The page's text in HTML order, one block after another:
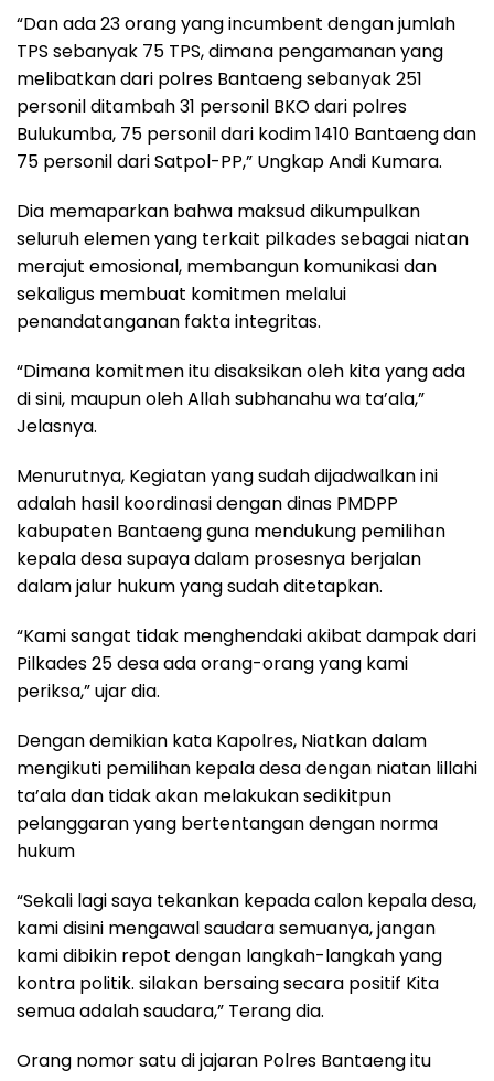
“Dan ada 23 orang yang incumbent dengan jumlah
TPS sebanyak 75 TPS, dimana pengamanan yang
melibatkan dari polres Bantaeng sebanyak 251
personil ditambah 31 personil BKO dari polres
Bulukumba, 75 personil dari kodim 1410 Bantaeng dan
75 personil dari Satpol-PP,” Ungkap Andi Kumara.
Dia memaparkan bahwa maksud dikumpulkan
seluruh elemen yang terkait pilkades sebagai niatan
merajut emosional, membangun komunikasi dan
sekaligus membuat komitmen melalui
penandatanganan fakta integritas.
“Dimana komitmen itu disaksikan oleh kita yang ada
di sini, maupun oleh Allah subhanahu wa ta’ala,”
Jelasnya.
Menurutnya, Kegiatan yang sudah dijadwalkan ini
adalah hasil koordinasi dengan dinas PMDPP
kabupaten Bantaeng guna mendukung pemilihan
kepala desa supaya dalam prosesnya berjalan
dalam jalur hukum yang sudah ditetapkan.
“Kami sangat tidak menghendaki akibat dampak dari
Pilkades 25 desa ada orang-orang yang kami
periksa,” ujar dia.
Dengan demikian kata Kapolres, Niatkan dalam
mengikuti pemilihan kepala desa dengan niatan lillahi
ta’ala dan tidak akan melakukan sedikitpun
pelanggaran yang bertentangan dengan norma
hukum
“Sekali lagi saya tekankan kepada calon kepala desa,
kami disini mengawal saudara semuanya, jangan
kami dibikin repot dengan langkah-langkah yang
kontra politik. silakan bersaing secara positif Kita
semua adalah saudara,” Terang dia.
Orang nomor satu di jajaran Polres Bantaeng itu